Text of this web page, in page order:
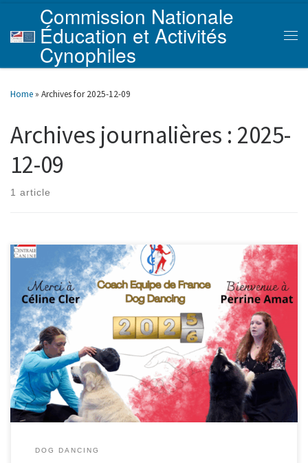
Skip to content
Commission Nationale
Éducation et Activités
Cynophiles
Home » Archives for 2025-12-09
Archives journalières : 2025-
12-09
1 article
DOG DANCING